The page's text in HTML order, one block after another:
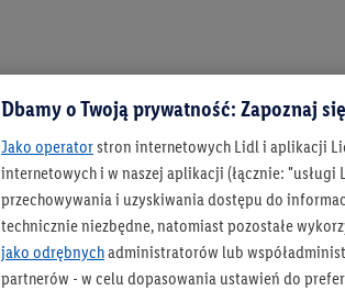
Dbamy o Twoją prywatność: Zapoznaj
Jako operatorstron internetowych Lidl i aplikacji
internetowych i w naszej aplikacji (łącznie:
przechowywania i uzyskiwania dostępu do
technicznie niezbędne, natomiast pozostałe
jako odrębnychadministratorów lub
partnerów - w celu dopasowania ustawień do